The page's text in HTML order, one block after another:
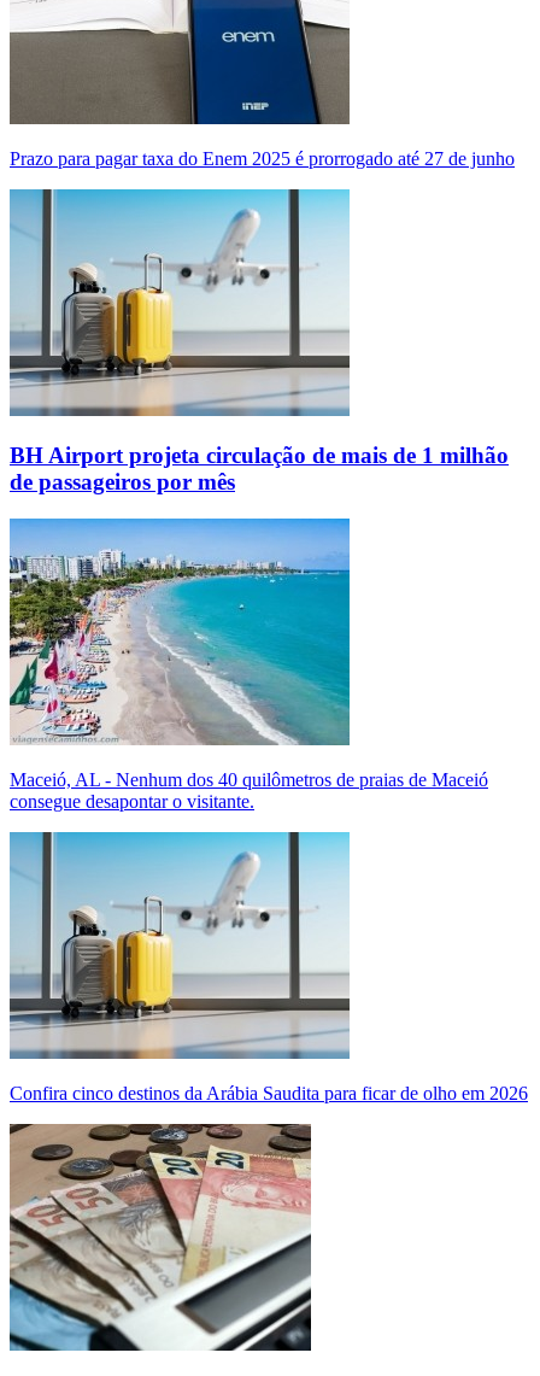
Prazo para pagar taxa do Enem 2025 é prorrogado até 27 de junho
BH Airport projeta circulação de mais de 1 milhão
de passageiros por mês
Maceió, AL - Nenhum dos 40 quilômetros de praias de Maceió
consegue desapontar o visitante.
Confira cinco destinos da Arábia Saudita para ficar de olho em 2026